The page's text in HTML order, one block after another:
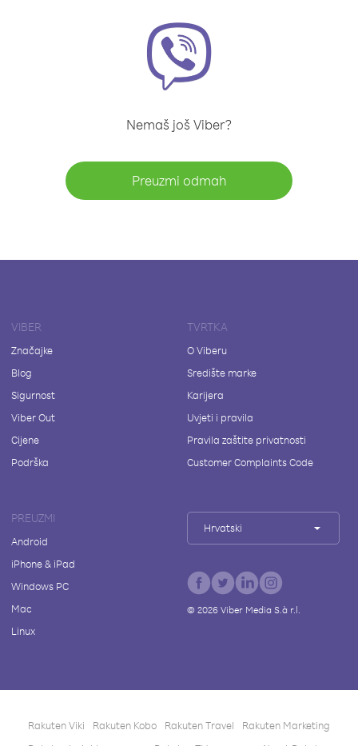
Nemaš još Viber?
Preuzmi odmah
VIBER
Značajke
Blog
Sigurnost
Viber Out
Cijene
Podrška
TVRTKA
O Viberu
Središte marke
Karijera
Uvjeti i pravila
Pravila zaštite privatnosti
Customer Complaints Code
PREUZMI
Android
iPhone & iPad
Windows PC
Mac
Linux
Hrvatski
© 2026Viber Media S.à r.l.
Rakuten Viki Rakuten Kobo Rakuten Travel
Rakuten Marketing